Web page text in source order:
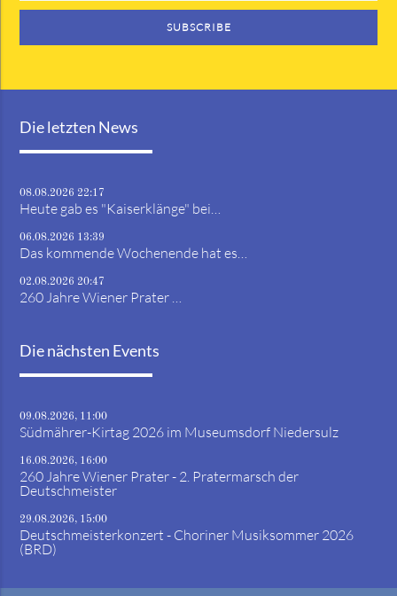
SUBSCRIBE
Die letzten News
08.08.2026 22:17
Heute gab es "Kaiserklänge" bei…
06.08.2026 13:39
Das kommende Wochenende hat es…
02.08.2026 20:47
260 Jahre Wiener Prater …
Die nächsten Events
09.08.2026, 11:00
Südmährer-Kirtag 2026 im Museumsdorf Niedersulz
16.08.2026, 16:00
260 Jahre Wiener Prater - 2. Pratermarsch der
Deutschmeister
29.08.2026, 15:00
Deutschmeisterkonzert - Choriner Musiksommer 2026
(BRD)